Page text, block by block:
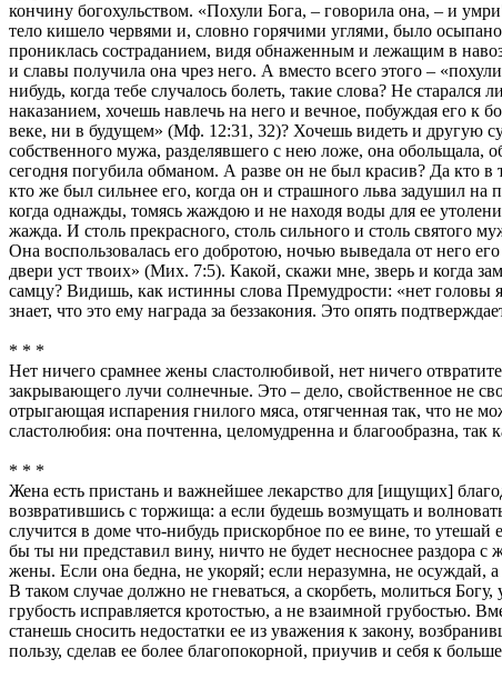
кончину богохульством. «Похули Бога, – говорила она, – и
тело кишело червями и, словно горячими углями, было
прониклась состраданием, видя обнаженным и лежащим в
и славы получила она чрез него. А вместо всего этого –
нибудь, когда тебе случалось болеть, такие слова? Не
наказанием, хочешь навлечь на него и вечное, побуждая его к
веке, ни в будущем» (Мф. 12:31, 32)? Хочешь видеть и другую
собственного мужа, разделявшего с нею ложе, она
сегодня погубила обманом. А разве он не был красив? Да кто
кто же был сильнее его, когда он и страшного льва задушил
когда однажды, томясь жаждою и не находя воды для ее
жажда. И столь прекрасного, столь сильного и столь святого
Она воспользовалась его добротою, ночью выведала от него
двери уст твоих» (Мих. 7:5). Какой, скажи мне, зверь и когда
самцу? Видишь, как истинны слова Премудрости: «нет головы
знает, что это ему награда за беззакония. Это опять
* * *
Нет ничего срамнее жены сластолюбивой, нет ничего
закрывающего лучи солнечные. Это – дело, свойственное не
отрыгающая испарения гнилого мяса, отягченная так, что не
сластолюбия: она почтенна, целомудренна и благообразна,
* * *
Жена есть пристань и важнейшее лекарство для [ищущих]
возвратившись с торжища: а если будешь возмущать и
случится в доме что-нибудь прискорбное по ее вине, то
бы ты ни представил вину, ничто не будет несноснее раздора
жены. Если она бедна, не укоряй; если неразумна, не осуждай,
В таком случае должно не гневаться, а скорбеть, молиться
грубость исправляется кротостью, а не взаимной грубостью.
станешь сносить недостатки ее из уважения к закону,
пользу, сделав ее более благопокорной, приучив и себя к